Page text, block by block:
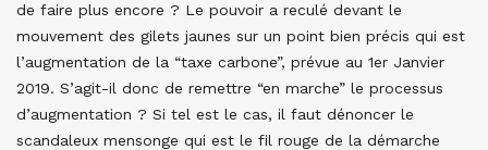
de faire plus encore ? Le pouvoir a reculé devant le
mouvement des gilets jaunes sur un point bien précis qui est
l’augmentation de la “taxe carbone”, prévue au 1er Janvier
2019. S’agit-il donc de remettre “en marche” le processus
d’augmentation ? Si tel est le cas, il faut dénoncer le
scandaleux mensonge qui est le fil rouge de la démarche